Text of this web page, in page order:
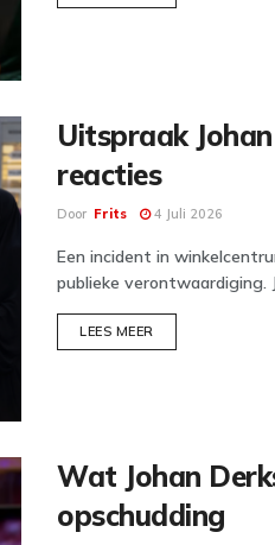
Uitspraak
reacties
Door Frits 4 Juli 2026
Een incident in
publieke verontwaardiging.
LEES MEER
Wat Johan
opschudding